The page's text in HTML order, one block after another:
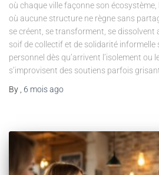
où chaque ville façonne son
où aucune structure ne règne sans
se créent, se transforment, se dissolvent
soif de collectif et de solidarité informelle
personnel dès qu’arrivent l’isolement ou
s’improvisent des soutiens parfois
By , 6 moisago